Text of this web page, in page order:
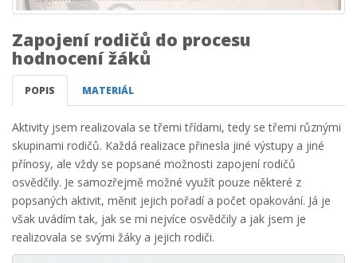
Zapojení rodičů do procesu
hodnocení žáků
POPIS MATERIÁL
Aktivity jsem realizovala se třemi třídami, tedy se třemi různými
skupinami rodičů. Každá realizace přinesla jiné výstupy a jiné
přínosy, ale vždy se popsané možnosti zapojení rodičů
osvědčily. Je samozřejmě možné využít pouze některé z
popsaných aktivit, měnit jejich pořadí a počet opakování. Já je
však uvádím tak, jak se mi nejvíce osvědčily a jak jsem je
realizovala se svými žáky a jejich rodiči.